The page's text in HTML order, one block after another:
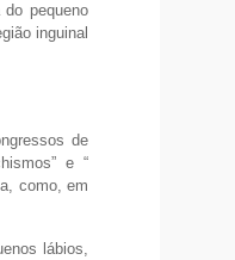
pequeno
inguinal
de
e “
como, em
lábios,